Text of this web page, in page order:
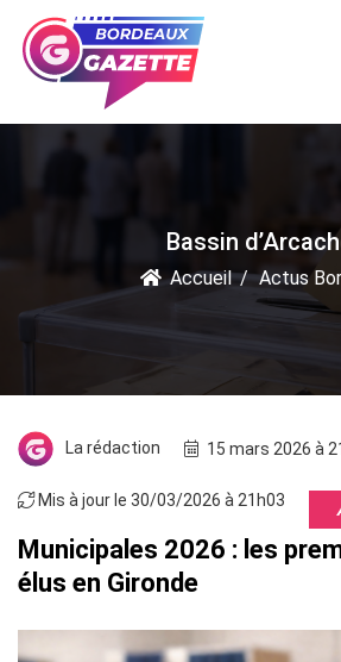
Bassin
Accueil Actus
La rédaction 15 mars 2026 à
Mis à jour le 30/03/2026 à 21h03
Municipales 2026 : les
élus en Gironde